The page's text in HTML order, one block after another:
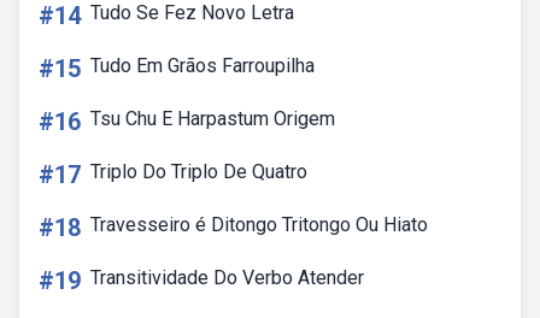
#14 Tudo Se Fez Novo Letra
#15 Tudo Em Grãos Farroupilha
#16 Tsu Chu E Harpastum Origem
#17 Triplo Do Triplo De Quatro
#18 Travesseiro é Ditongo Tritongo Ou Hiato
#19 Transitividade Do Verbo Atender